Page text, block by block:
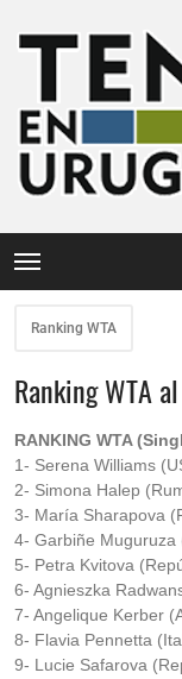
Ranking WTA
Ranking WTA
RANKING WTA
1- Serena Williams
2- Simona Halep
3- María Sharapova
4- Garbiñe Muguruza
5- Petra Kvitova
6- Agnieszka
7- Angelique Kerber
8- Flavia Pennetta
9- Lucie Safarova